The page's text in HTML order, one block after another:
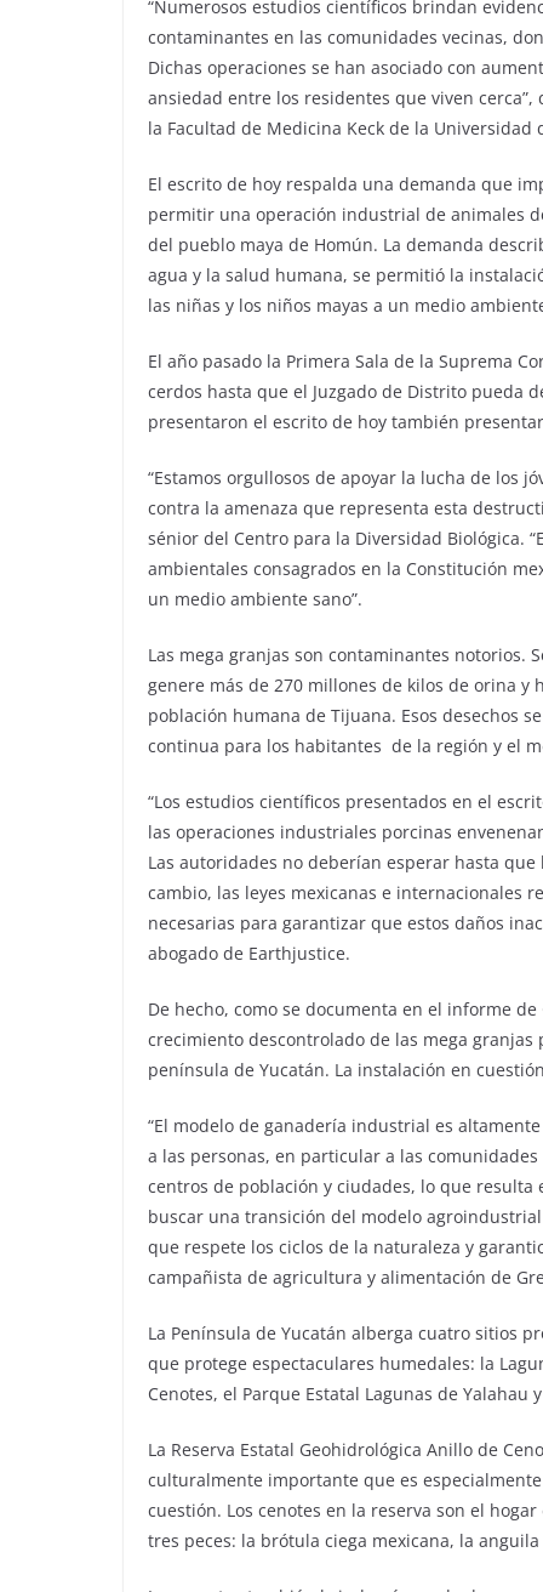
“Numerosos estudios científicos brindan
contaminantes en las comunidades vecinas,
Dichas operaciones se han asociado con
ansiedad entre los residentes que viven
la Facultad de Medicina Keck de la
El escrito de hoy respalda una demanda que
permitir una operación industrial de animales
del pueblo maya de Homún. La demanda
agua y la salud humana, se permitió la
las niñas y los niños mayas a un medio
El año pasado la Primera Sala de la Suprema
cerdos hasta que el Juzgado de Distrito pueda
presentaron el escrito de hoy también
“Estamos orgullosos de apoyar la lucha de los
contra la amenaza que representa esta
sénior del Centro para la Diversidad Biológica.
ambientales consagrados en la Constitución
un medio ambiente sano”.
Las mega granjas son contaminantes notorios.
genere más de 270 millones de kilos de orina y
población humana de Tijuana. Esos desechos
continua para los habitantes de la región y el
“Los estudios científicos presentados en el
las operaciones industriales porcinas
Las autoridades no deberían esperar hasta
cambio, las leyes mexicanas e internacionales
necesarias para garantizar que estos daños
abogado de Earthjustice.
De hecho, como se documenta en el informe
crecimiento descontrolado de las mega
península de Yucatán. La instalación en
“El modelo de ganadería industrial es
a las personas, en particular a las
centros de población y ciudades, lo que
buscar una transición del modelo
que respete los ciclos de la naturaleza y
campañista de agricultura y alimentación de
La Península de Yucatán alberga cuatro sitios
que protege espectaculares humedales: la
Cenotes, el Parque Estatal Lagunas de Yalahau
La Reserva Estatal Geohidrológica Anillo de
culturalmente importante que es
cuestión. Los cenotes en la reserva son el
tres peces: la brótula ciega mexicana, la